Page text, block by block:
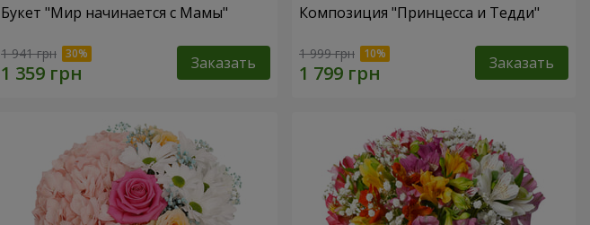
Букет "Мир начинается с Мамы"
1 941 грн Заказать
Композиция "Принцесса и Тедди"
1 999 грн Заказать